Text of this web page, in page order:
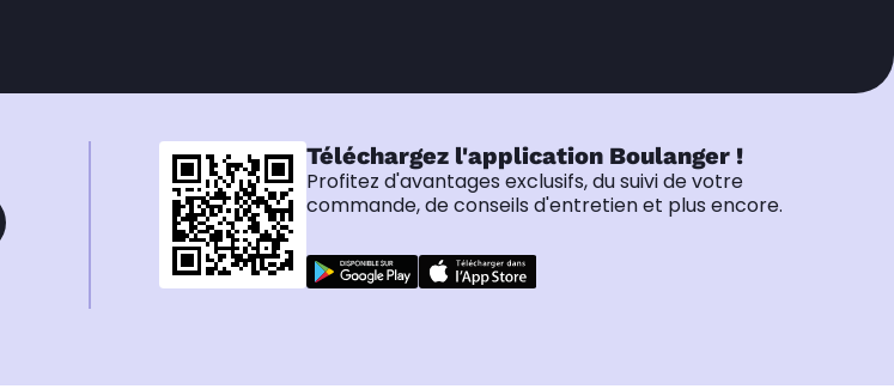
Téléchargez l'application Boulanger !
Profitez d'avantages exclusifs, du suivi de votre
commande, de conseils d'entretien et plus encore.